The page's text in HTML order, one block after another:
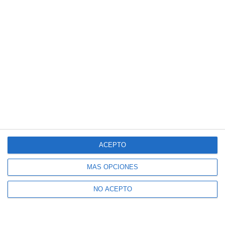
MÁS OPCIONES
NO ACEPTO
ACEPTO